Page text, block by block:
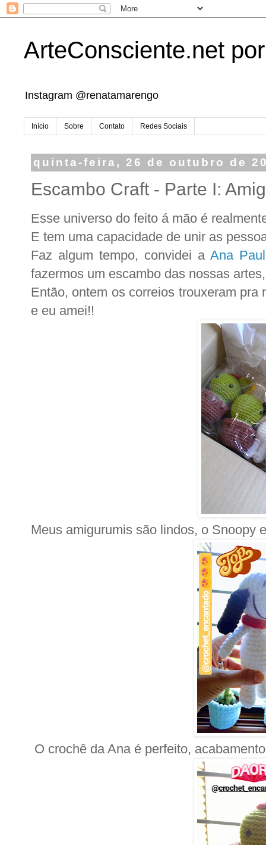
ArteConsciente.net
Instagram @renatamarengo
Início Sobre Contato Redes Sociais
quinta-feira, 26 de outubro de
Escambo Craft - Parte I:
Esse universo do feito á mão é
E tem uma capacidade de unir as
Faz algum tempo, convidei a Ana
fazermos um escambo das nossas
Então, ontem os correios trouxeram
e eu amei!!
Meus amigurumis são lindos, o Snoopy
O crochê da Ana é perfeito,